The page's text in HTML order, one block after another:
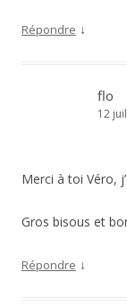
Répondre ↓
flo
12
Merci à toi Véro,
Gros bisous et
Répondre ↓